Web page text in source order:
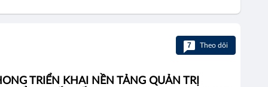
7 Theo dõi
TRIỂN KHAI NỀN TẢNG QUẢN TRỊ